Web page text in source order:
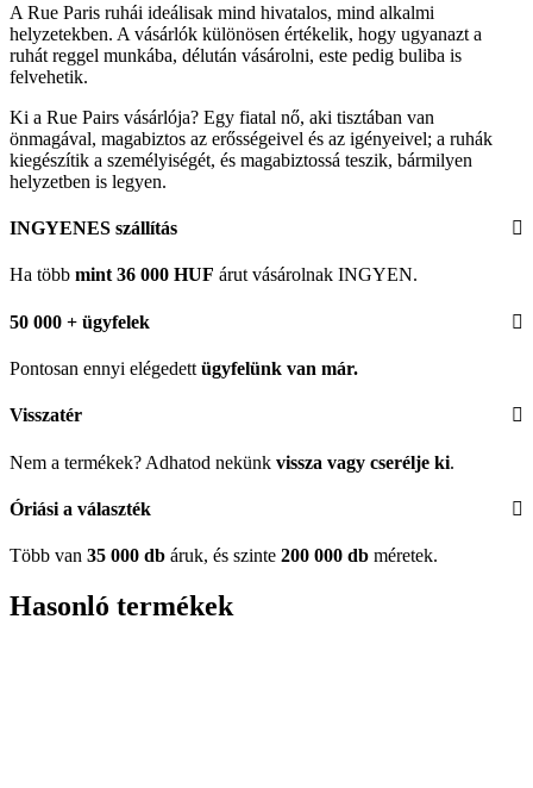
A Rue Paris ruhái ideálisak mind hivatalos, mind alkalmi
helyzetekben. A vásárlók különösen értékelik, hogy ugyanazt a
ruhát reggel munkába, délután vásárolni, este pedig buliba is
felvehetik.
Ki a Rue Pairs vásárlója? Egy fiatal nő, aki tisztában van
önmagával, magabiztos az erősségeivel és az igényeivel; a ruhák
kiegészítik a személyiségét, és magabiztossá teszik, bármilyen
helyzetben is legyen.
INGYENES szállítás
Ha több mint 36 000 HUF árut vásárolnak INGYEN.
50 000 + ügyfelek
Pontosan ennyi elégedett ügyfelünk van már.
Visszatér
Nem a termékek? Adhatod nekünk vissza vagy cserélje ki.
Óriási a választék
Több van 35 000 db áruk, és szinte 200 000 db méretek.
Hasonló termékek